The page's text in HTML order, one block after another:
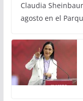
Claudia
agosto en el